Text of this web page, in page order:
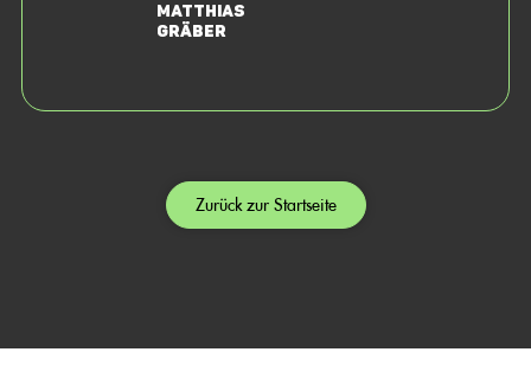
Matthias
Gräber
Zurück zur Startseite